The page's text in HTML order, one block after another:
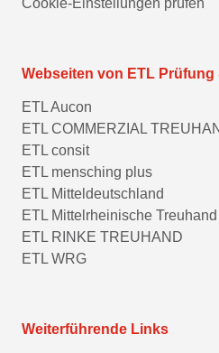
Webseiten von ETL Prüfung
ETL Aucon
ETL COMMERZIAL
ETL consit
ETL mensching plus
ETL Mitteldeutschland
ETL Mittelrheinische Treuhand
ETL RINKE TREUHAND
ETL WRG
Weiterführende Links